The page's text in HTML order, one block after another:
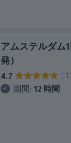
アムステルダム
発）
4.7
期間: 12 時間